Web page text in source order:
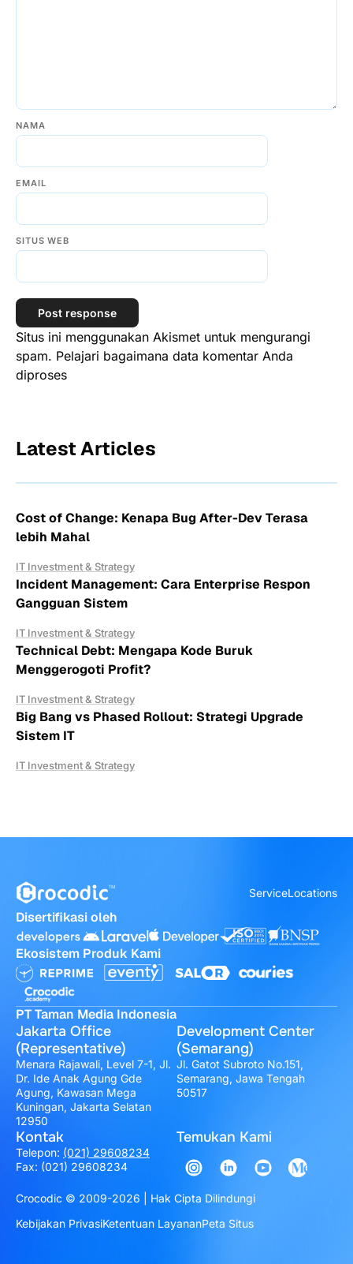
NAMA
EMAIL
SITUS WEB
Situs ini menggunakan Akismet untuk mengurangi
spam. Pelajari bagaimana data komentar Anda
diproses
Latest Articles
Cost of Change: Kenapa Bug After-Dev Terasa
lebih Mahal
IT Investment & Strategy
Incident Management: Cara Enterprise Respon
Gangguan Sistem
IT Investment & Strategy
Technical Debt: Mengapa Kode Buruk
Menggerogoti Profit?
IT Investment & Strategy
Big Bang vs Phased Rollout: Strategi Upgrade
Sistem IT
IT Investment & Strategy
ServiceLocations
Disertifikasi oleh
Ekosistem Produk Kami
PT Taman Media Indonesia
Jakarta Office
(Representative)
Menara Rajawali, Level 7-1, Jl.
Dr. Ide Anak Agung Gde
Agung, Kawasan Mega
Kuningan, Jakarta Selatan
12950
Development Center
(Semarang)
Jl. Gatot Subroto No.151,
Semarang, Jawa Tengah
50517
Kontak
Telepon: (021) 29608234
Fax: (021) 29608234
Temukan Kami
Crocodic © 2009-2026 | Hak Cipta Dilindungi
Kebijakan PrivasiKetentuan LayananPeta Situs